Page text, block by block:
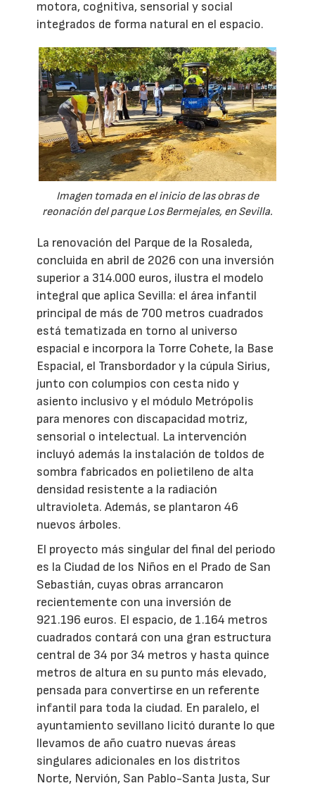
motora, cognitiva, sensorial y social
integrados de forma natural en el espacio.
Imagen tomada en el inicio de las obras de
reonación del parque Los Bermejales, en Sevilla.
La renovación del Parque de la Rosaleda,
concluida en abril de 2026 con una inversión
superior a 314.000 euros, ilustra el modelo
integral que aplica Sevilla: el área infantil
principal de más de 700 metros cuadrados
está tematizada en torno al universo
espacial e incorpora la Torre Cohete, la Base
Espacial, el Transbordador y la cúpula Sirius,
junto con columpios con cesta nido y
asiento inclusivo y el módulo Metrópolis
para menores con discapacidad motriz,
sensorial o intelectual. La intervención
incluyó además la instalación de toldos de
sombra fabricados en polietileno de alta
densidad resistente a la radiación
ultravioleta. Además, se plantaron 46
nuevos árboles.
El proyecto más singular del final del periodo
es la Ciudad de los Niños en el Prado de San
Sebastián, cuyas obras arrancaron
recientemente con una inversión de
921.196 euros. El espacio, de 1.164 metros
cuadrados contará con una gran estructura
central de 34 por 34 metros y hasta quince
metros de altura en su punto más elevado,
pensada para convertirse en un referente
infantil para toda la ciudad. En paralelo, el
ayuntamiento sevillano licitó durante lo que
llevamos de año cuatro nuevas áreas
singulares adicionales en los distritos
Norte, Nervión, San Pablo-Santa Justa, Sur